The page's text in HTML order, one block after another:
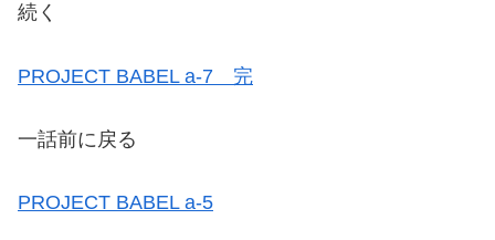
続く
PROJECT BABEL a-7 完
一話前に戻る
PROJECT BABEL a-5